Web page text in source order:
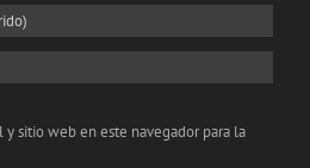
sitio web en este navegador para la